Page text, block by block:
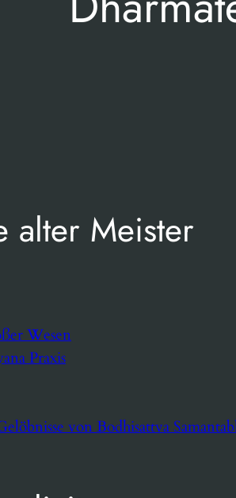
alter Meister
Wesen
Praxis
von Bodhisattva